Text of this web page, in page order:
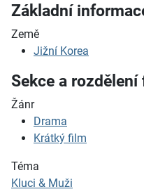
Základní
Země
Jižní Korea
Sekce a rozdělení
Žánr
Drama
Krátký film
Téma
Kluci & Muži